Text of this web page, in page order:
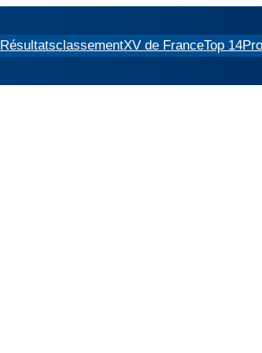
RésultatsclassementXV de FranceTop 14